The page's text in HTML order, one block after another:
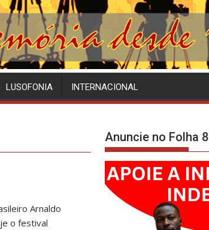
LUSOFONIA INTERNACIONAL
Arnaldo
o festival
Anuncie no Folha 8